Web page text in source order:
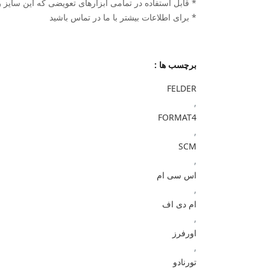
* قابل استفاده در تمامی ابزارهای تعویضی که این سایز
* برای اطلاعات بیشتر با ما در تماس باشید
برچسب ها :
FELDER
,
FORMAT4
,
SCM
,
اس سی ام
,
ام دی اف
,
اورفرز
,
تورنادو